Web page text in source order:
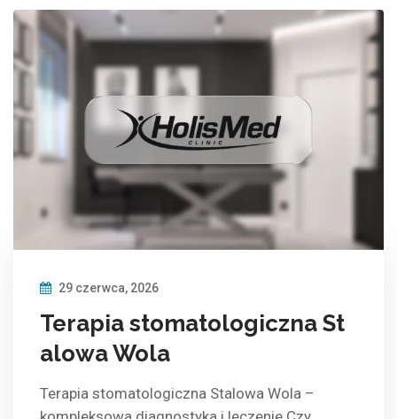
29 czerwca, 2026
Terapia stomatologiczna St
alowa Wola
Terapia stomatologiczna Stalowa Wola –